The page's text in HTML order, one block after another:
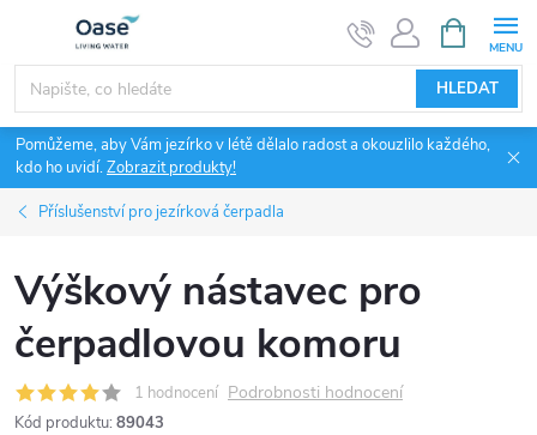
obsah
HLEDAT
NÁKUPNÍ
KOŠÍK
Pomůžeme, aby Vám jezírko v létě dělalo radost a okouzlilo každého,
kdo ho uvidí.Zobrazit produkty!
Příslušenství pro jezírková čerpadla
Výškový nástavec pro
čerpadlovou komoru
1 hodnocení Podrobnosti hodnocení
Kód produktu: 89043